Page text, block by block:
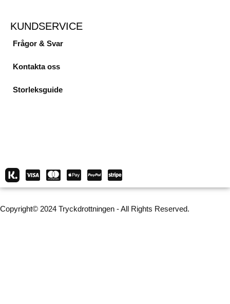
KUNDSERVICE
Frågor & Svar
Kontakta oss
Storleksguide
Copyright© 2024 Tryckdrottningen - All Rights Reserved.